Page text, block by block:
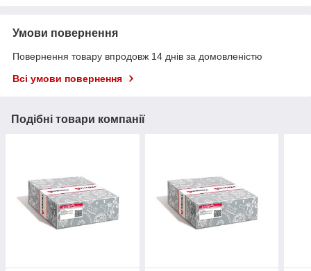
Умови повернення
Повернення товару впродовж 14 днів за домовленістю
Всі умови повернення
Подібні товари компанії